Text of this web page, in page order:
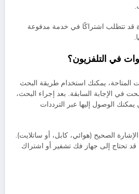
قد تتطلب اشتراكًا في خدمة مدفوعة
في التلفزيون؟
المتاحة، يمكنك استخدام طريقة البحث
في الإجابة السابقة. بعد إجراء البحث،
الوصول إليها عبر الترددات
الصحيح (هوائي، كابل، أو ساتلايت).
قد تحتاج إلى جهاز فك تشفير أو اشتراك